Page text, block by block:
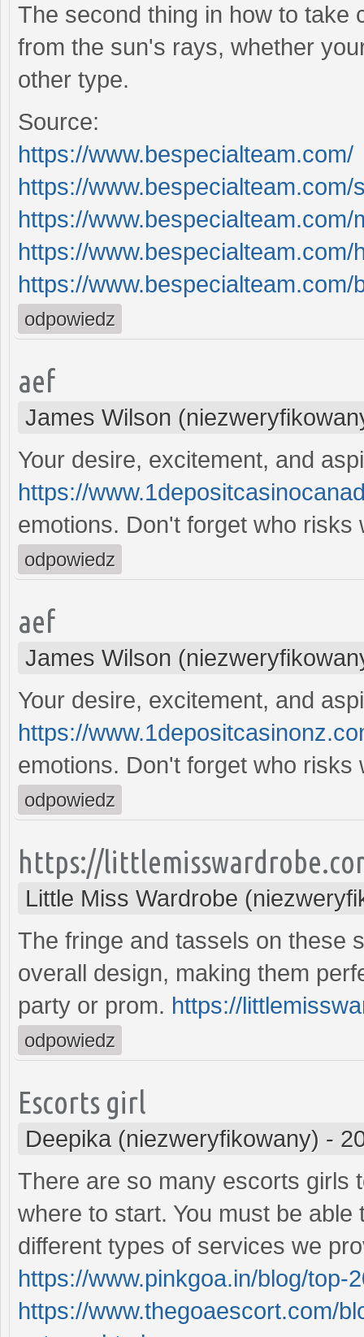
The second thing in how to take
from the sun's rays, whether
other type.
Source:
https://www.bespecialteam.com/
https://www.bespecialteam.com/
https://www.bespecialteam.com/
https://www.bespecialteam.com/
https://www.bespecialteam.com/
odpowiedz
aef
James Wilson
Your desire, excitement, and
https://
emotions. Don't forget who risks
odpowiedz
aef
James Wilson
Your desire, excitement, and
https://
emotions. Don't forget who risks
odpowiedz
https://
Little Miss Wardrobe
The fringe and tassels on these
overall design, making them
party or prom. https://
odpowiedz
Escorts girl
Deepika (niezweryfikowany) -
There are so many escorts girls
where to start. You must be
different types of services we
https://www.pinkgoa.in/blog/
https://www.thegoaescort.com/